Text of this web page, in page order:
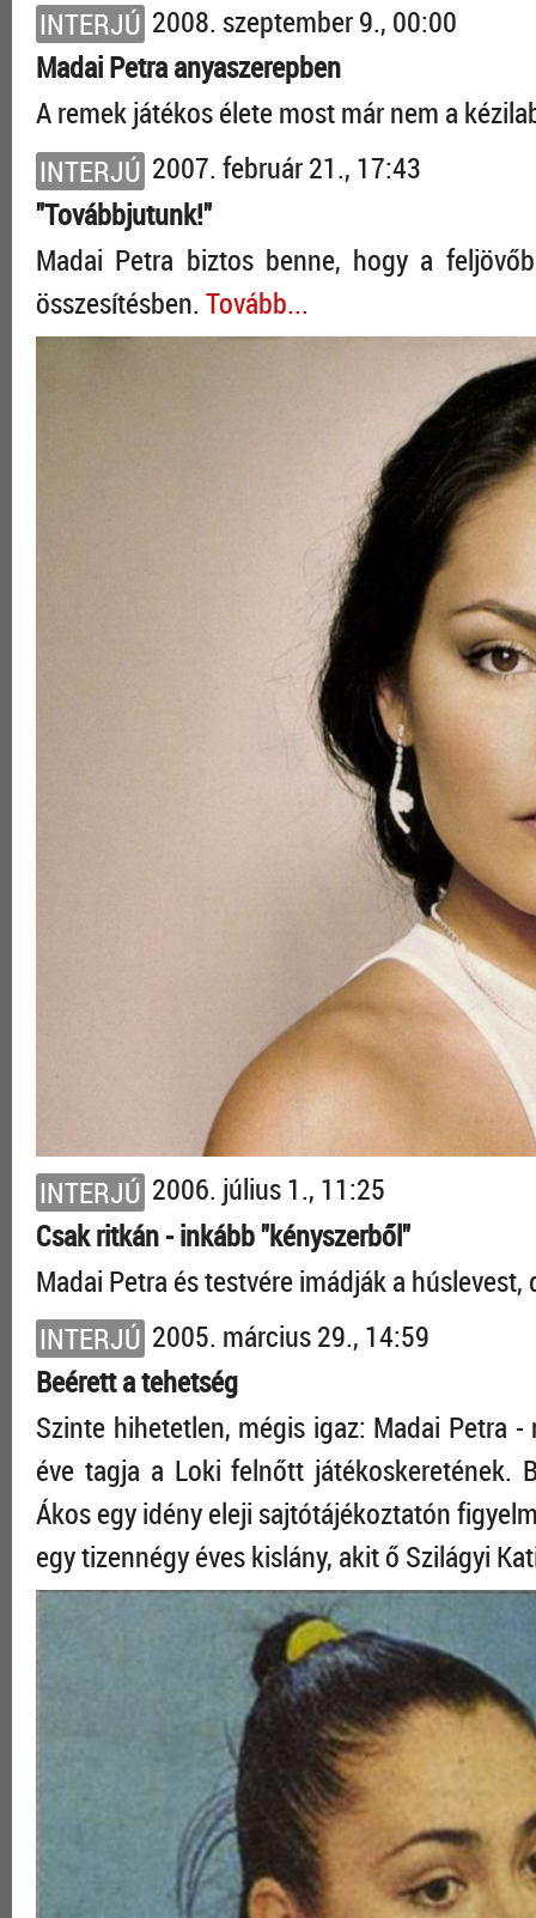
INTERJÚ 2008. szeptember 9., 00:00
Madai Petra anyaszerepben
A remek játékos élete most már nem a
INTERJÚ 2007. február 21., 17:43
"Továbbjutunk!"
Madai Petra biztos benne, hogy a
összesítésben. Tovább...
INTERJÚ 2006. július 1., 11:25
Csak ritkán - inkább "kényszerből"
Madai Petra és test­vére imádják a
INTERJÚ 2005. március 29., 14:59
Beérett a tehetség
Szinte hihetetlen, mégis igaz: Madai Petra
éve tagja a Loki felnőtt játékoskeretének.
Ákos egy idény eleji sajtótájékoztatón
egy tizennégy éves kislány, akit ő Szilágyi